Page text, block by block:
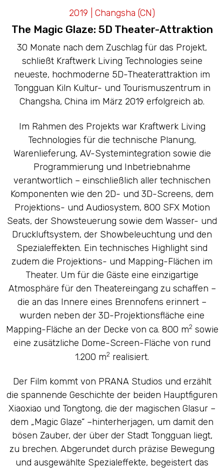
2019 | Changsha (CN)
The Magic Glaze: 5D Theater-Attraktion
30 Monate nach dem Zuschlag für das Projekt,
schließt Kraftwerk Living Technologies seine
neueste, hochmoderne 5D-Theaterattraktion im
Tongguan Kiln Kultur- und Tourismuszentrum in
Changsha, China im März 2019 erfolgreich ab.
Im Rahmen des Projekts war Kraftwerk Living
Technologies für die technische Planung,
Warenlieferung, AV-Systemintegration sowie die
Programmierung und Inbetriebnahme
verantwortlich – einschließlich aller technischen
Komponenten wie den 2D- und 3D-Screens, dem
Projektions- und Audiosystem, 800 SFX Motion
Seats, der Showsteuerung sowie dem Wasser- und
Druckluftsystem, der Showbeleuchtung und den
Spezialeffekten. Ein technisches Highlight sind
zudem die Projektions- und Mapping-Flächen im
Theater. Um für die Gäste eine einzigartige
Atmosphäre für den Theatereingang zu schaffen –
die an das Innere eines Brennofens erinnert –
wurden neben der 3D-Projektionsfläche eine
Mapping-Fläche an der Decke von ca. 800 m2 sowie
eine zusätzliche Dome-Screen-Fläche von rund
1.200 m2 realisiert.
Der Film kommt von PRANA Studios und erzählt
die spannende Geschichte der beiden Hauptfiguren
Xiaoxiao und Tongtong, die der magischen Glasur –
dem „Magic Glaze“ –hinterherjagen, um damit den
bösen Zauber, der über der Stadt Tongguan liegt,
zu brechen. Abgerundet durch präzise Bewegung
und ausgewählte Spezialeffekte, begeistert das